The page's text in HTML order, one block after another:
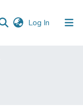
Log In (current)